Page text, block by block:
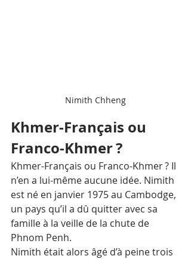
Nimith Chheng
Khmer-Français ou
Franco-Khmer ?
Khmer-Français ou Franco-Khmer ? Il
n’en a lui-même aucune idée. Nimith
est né en janvier 1975 au Cambodge,
un pays qu’il a dû quitter avec sa
famille à la veille de la chute de
Phnom Penh.
Nimith était alors âgé d’à peine trois